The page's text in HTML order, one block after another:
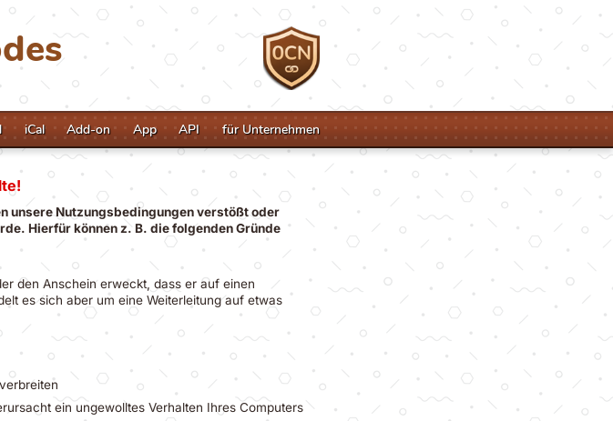
iCal Add-on App API für Unternehmen
unsere Nutzungsbedingungen verstößt oder
Hierfür können z. B. die folgenden Gründe
den Anschein erweckt, dass er auf einen
es sich aber um eine Weiterleitung auf etwas
ein ungewolltes Verhalten Ihres Computers